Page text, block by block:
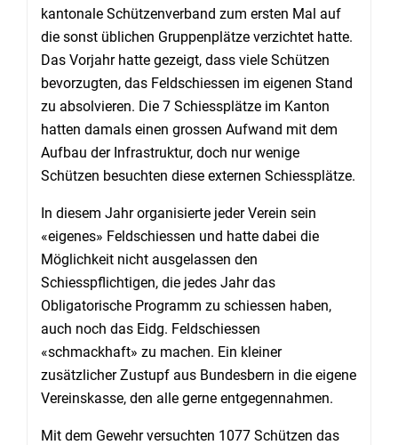
kantonale Schützenverband zum ersten Mal auf
die sonst üblichen Gruppenplätze verzichtet hatte.
Das Vorjahr hatte gezeigt, dass viele Schützen
bevorzugten, das Feldschiessen im eigenen Stand
zu absolvieren. Die 7 Schiessplätze im Kanton
hatten damals einen grossen Aufwand mit dem
Aufbau der Infrastruktur, doch nur wenige
Schützen besuchten diese externen Schiessplätze.
In diesem Jahr organisierte jeder Verein sein
«eigenes» Feldschiessen und hatte dabei die
Möglichkeit nicht ausgelassen den
Schiesspflichtigen, die jedes Jahr das
Obligatorische Programm zu schiessen haben,
auch noch das Eidg. Feldschiessen
«schmackhaft» zu machen. Ein kleiner
zusätzlicher Zustupf aus Bundesbern in die eigene
Vereinskasse, den alle gerne entgegennahmen.
Mit dem Gewehr versuchten 1077 Schützen das